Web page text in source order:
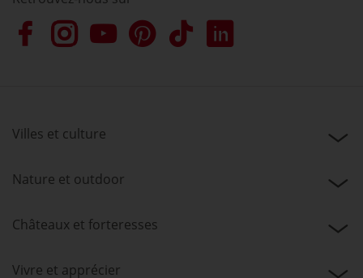
Villes et culture
Nature et outdoor
Châteaux et forteresses
Vivre et apprécier